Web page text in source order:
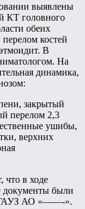
выявлены
КТ головного
обеих
костей
В
На
динамика,
закрытый
перелом 2,3
ушибы,
верхних
что в ходе
документы были
ГАУЗ АО «——-».